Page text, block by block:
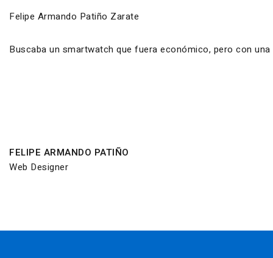
Felipe Armando Patiño Zarate
Buscaba un smartwatch que fuera económico, pero con
FELIPE ARMANDO PATIÑO
Web Designer